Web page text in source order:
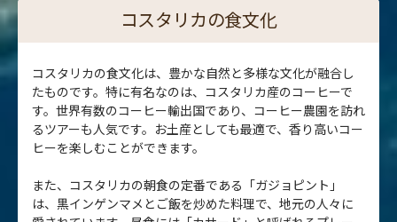
コスタリカの食文化
コスタリカの食文化は、豊かな自然と多様な文化が融合し
たものです。特に有名なのは、コスタリカ産のコーヒーで
す。世界有数のコーヒー輸出国であり、コーヒー農園を訪れ
るツアーも人気です。お土産としても最適で、香り高いコー
ヒーを楽しむことができます。
また、コスタリカの朝食の定番である「ガジョピント」
は、黒インゲンマメとご飯を炒めた料理で、地元の人々に